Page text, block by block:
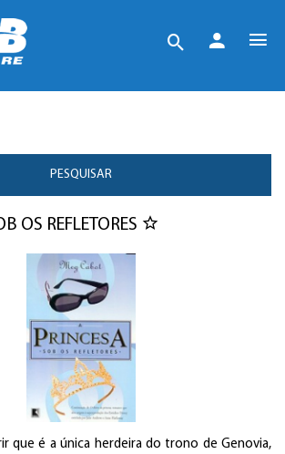
PESQUISAR
OS REFLETORES
que é a única herdeira do trono de Genovia,